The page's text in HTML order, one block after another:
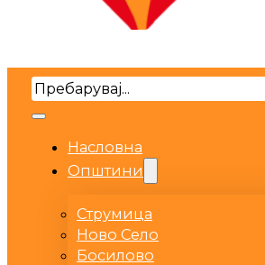
Search
Насловна
Општини
Струмица
Ново Село
Босилово